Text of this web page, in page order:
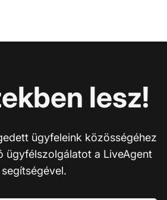
lesz!
ügyfeleink közösségéhez
ügyfélszolgálatot a LiveAgent
segítségével.